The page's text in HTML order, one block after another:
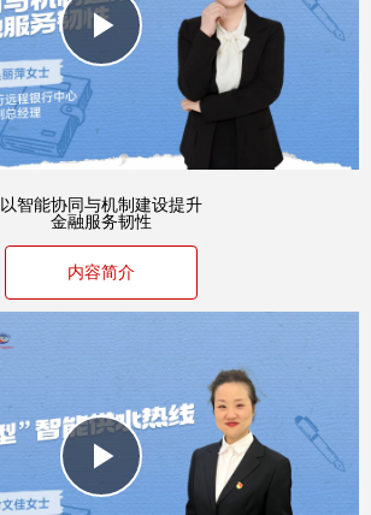
Play
Video
内容简介
以智能协同与机制建设提升
金融服务韧性
Play